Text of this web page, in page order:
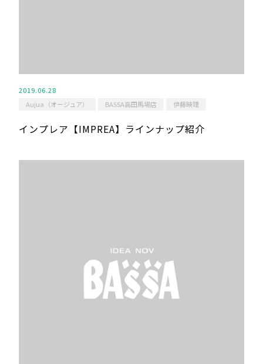
2019.06.28
Aujua（オージュア）
BASSA高田馬場店 伊藤映理
インプレア【IMPREA】ラインナップ紹介